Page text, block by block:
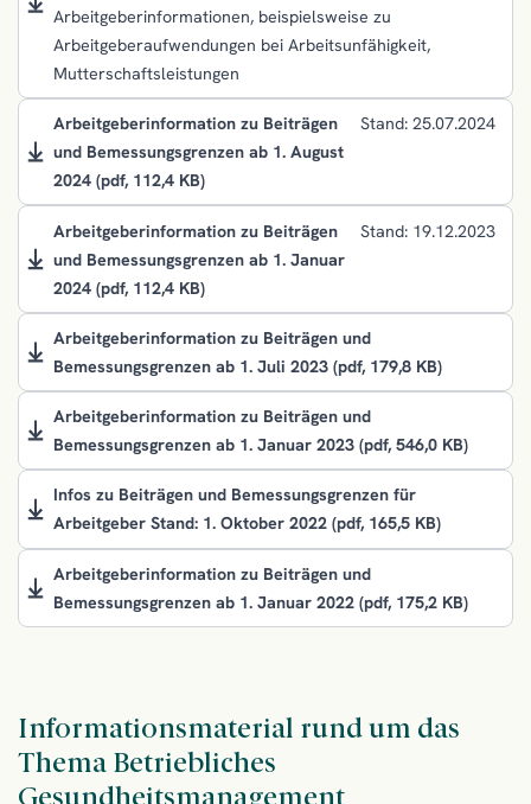
Arbeitgeberinformationen, beispielsweise zu
Arbeitgeberaufwendungen bei Arbeitsunfähigkeit,
Mutterschaftsleistungen
Arbeitgeberinformation zu Beiträgen
und Bemessungsgrenzen ab 1. August
2024 (pdf, 112,4 KB)
Stand: 25.07.2024
Arbeitgeberinformation zu Beiträgen
und Bemessungsgrenzen ab 1. Januar
2024 (pdf, 112,4 KB)
Stand: 19.12.2023
Arbeitgeberinformation zu Beiträgen und
Bemessungsgrenzen ab 1. Juli 2023 (pdf, 179,8 KB)
Arbeitgeberinformation zu Beiträgen und
Bemessungsgrenzen ab 1. Januar 2023 (pdf, 546,0 KB)
Infos zu Beiträgen und Bemessungsgrenzen für
Arbeitgeber Stand: 1. Oktober 2022 (pdf, 165,5 KB)
Arbeitgeberinformation zu Beiträgen und
Bemessungsgrenzen ab 1. Januar 2022 (pdf, 175,2 KB)
Informationsmaterial rund um das
Thema Betriebliches
Gesundheitsmanagement